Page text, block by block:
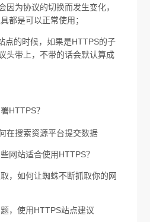
因为协议的切换而发生变化，
都是可以正常使用；
点的时候，如果是HTTPS的子
头带上，不带的话会默认算成
HTTPS？
网站适合使用HTTPS？
，如何让蜘蛛不断抓取你的网
，使用HTTPS站点建议